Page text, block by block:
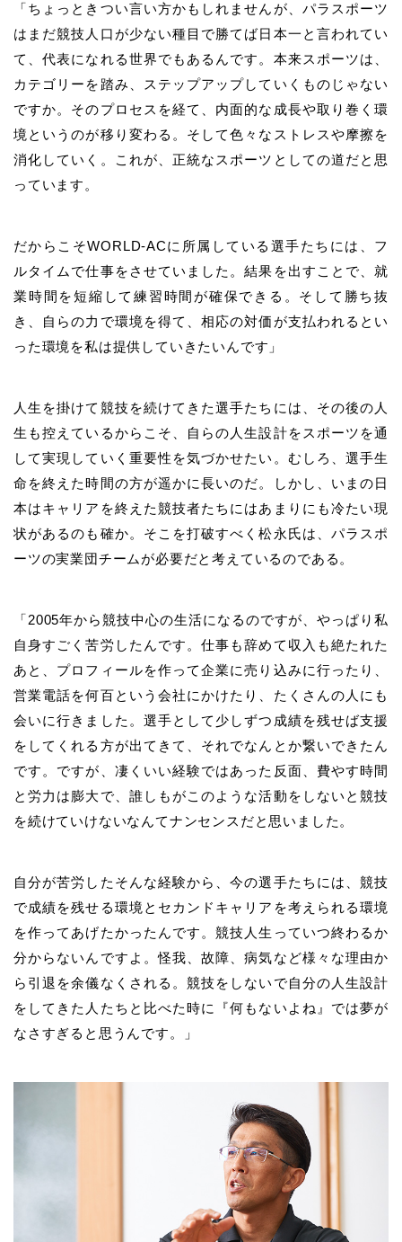
「ちょっときつい言い方かもしれませんが、パラスポーツ
はまだ競技人口が少ない種目で勝てば日本一と言われてい
て、代表になれる世界でもあるんです。本来スポーツは、
カテゴリーを踏み、ステップアップしていくものじゃない
ですか。そのプロセスを経て、内面的な成長や取り巻く環
境というのが移り変わる。そして色々なストレスや摩擦を
消化していく。これが、正統なスポーツとしての道だと思
っています。
だからこそWORLD-ACに所属している選手たちには、フ
ルタイムで仕事をさせていました。結果を出すことで、就
業時間を短縮して練習時間が確保できる。そして勝ち抜
き、自らの力で環境を得て、相応の対価が支払われるとい
った環境を私は提供していきたいんです」
人生を掛けて競技を続けてきた選手たちには、その後の人
生も控えているからこそ、自らの人生設計をスポーツを通
して実現していく重要性を気づかせたい。むしろ、選手生
命を終えた時間の方が遥かに長いのだ。しかし、いまの日
本はキャリアを終えた競技者たちにはあまりにも冷たい現
状があるのも確か。そこを打破すべく松永氏は、パラスポ
ーツの実業団チームが必要だと考えているのである。
「2005年から競技中心の生活になるのですが、やっぱり私
自身すごく苦労したんです。仕事も辞めて収入も絶たれた
あと、プロフィールを作って企業に売り込みに行ったり、
営業電話を何百という会社にかけたり、たくさんの人にも
会いに行きました。選手として少しずつ成績を残せば支援
をしてくれる方が出てきて、それでなんとか繋いできたん
です。ですが、凄くいい経験ではあった反面、費やす時間
と労力は膨大で、誰しもがこのような活動をしないと競技
を続けていけないなんてナンセンスだと思いました。
自分が苦労したそんな経験から、今の選手たちには、競技
で成績を残せる環境とセカンドキャリアを考えられる環境
を作ってあげたかったんです。競技人生っていつ終わるか
分からないんですよ。怪我、故障、病気など様々な理由か
ら引退を余儀なくされる。競技をしないで自分の人生設計
をしてきた人たちと比べた時に『何もないよね』では夢が
なさすぎると思うんです。」